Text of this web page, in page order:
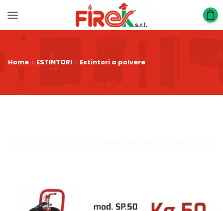
Home ESTINTORI Estintori a polvere